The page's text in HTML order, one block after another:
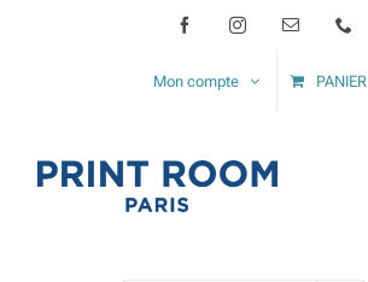
FacebookInstagramEmail
Mon compte PANIER